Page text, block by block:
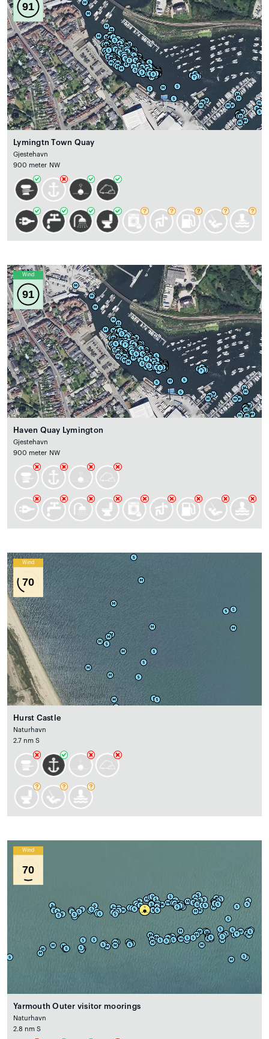
91
Lymingtn Town Quay
Gjestehavn
900 meter NW
Wind
91
Haven Quay Lymington
Gjestehavn
900 meter NW
Wind
70
Hurst Castle
Naturhavn
2.7 nm S
Wind
70
Yarmouth Outer visitor moorings
Naturhavn
2.8 nm S